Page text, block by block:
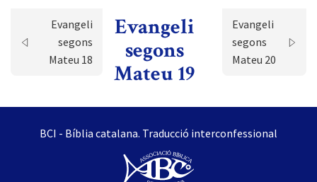
Evangeli
segons
Mateu 18
Evangeli
segons
Mateu 19
Evangeli
segons
Mateu 20
BCI - Bíblia catalana. Traducció interconfessional